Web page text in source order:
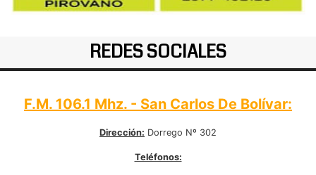
REDES SOCIALES
F.M. 106.1 Mhz. - San Carlos De Bolívar:
Dirección: Dorrego Nº 302
Teléfonos: